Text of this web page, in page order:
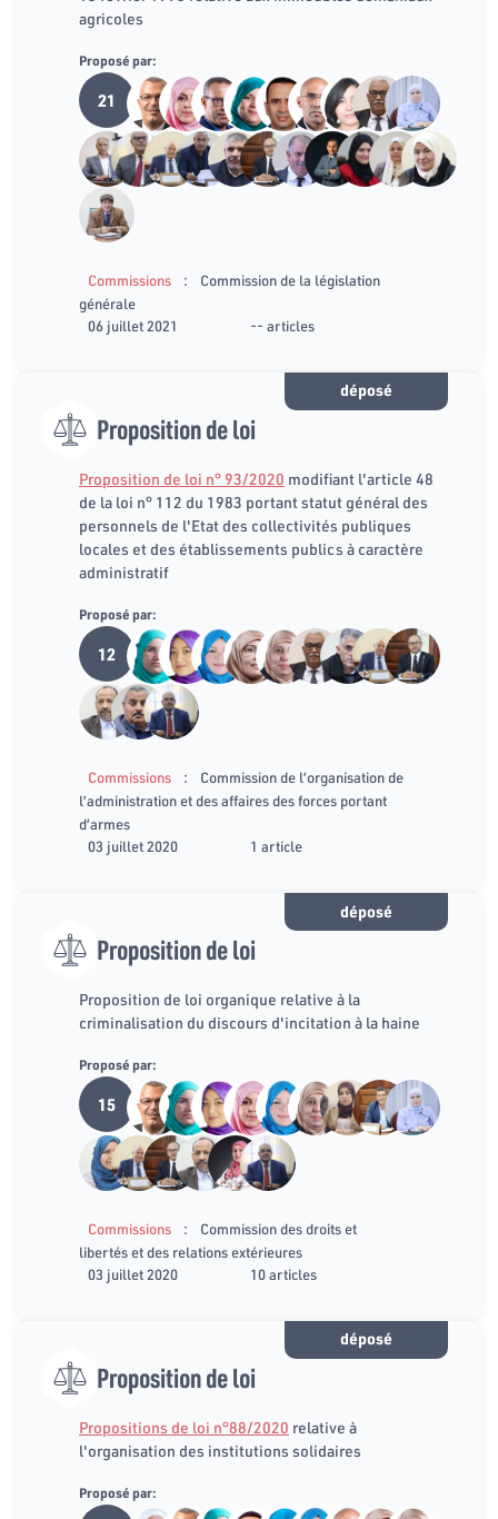
agricoles
Proposé par:
21
Commissions :
Commission de la législation
générale
06 juillet 2021
-- articles
déposé
Proposition de loi
Proposition de loi n° 93/2020 modifiant l'article 48
de la loi n° 112 du 1983 portant statut général des
personnels de l'Etat des collectivités publiques
locales et des établissements publics à caractère
administratif
Proposé par:
12
Commissions :
Commission de l’organisation de
l’administration et des affaires des forces portant
d’armes
03 juillet 2020
1 article
déposé
Proposition de loi
Proposition de loi organique relative à la
criminalisation du discours d'incitation à la haine
Proposé par:
15
Commissions :
Commission des droits et
libertés et des relations extérieures
03 juillet 2020
10 articles
déposé
Proposition de loi
Propositions de loi n°88/2020 relative à
l'organisation des institutions solidaires
Proposé par: